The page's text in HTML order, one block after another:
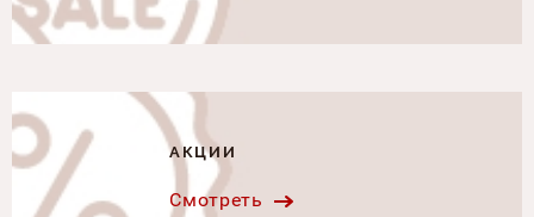
АКЦИИ
Смотреть